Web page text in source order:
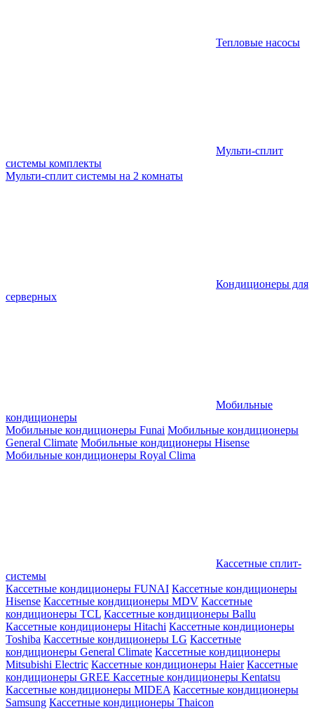
Тепловые насосы
Мульти-сплит
системы комплекты
Мульти-сплит системы на 2 комнаты
Кондиционеры для
серверных
Мобильные
кондиционеры
Мобильные кондиционеры Funai Мобильные кондиционеры
General Climate Мобильные кондиционеры Hisense
Мобильные кондиционеры Royal Clima
Кассетные сплит-
системы
Кассетные кондиционеры FUNAI Кассетные кондиционеры
Hisense Кассетные кондиционеры MDV Кассетные
кондиционеры TCL Кассетные кондиционеры Ballu
Кассетные кондиционеры Hitachi Кассетные кондиционеры
Toshiba Кассетные кондиционеры LG Кассетные
кондиционеры General Climate Кассетные кондиционеры
Mitsubishi Electric Кассетные кондиционеры Haier Кассетные
кондиционеры GREE Кассетные кондиционеры Kentatsu
Кассетные кондиционеры MIDEA Кассетные кондиционеры
Samsung Кассетные кондиционеры Thaicon